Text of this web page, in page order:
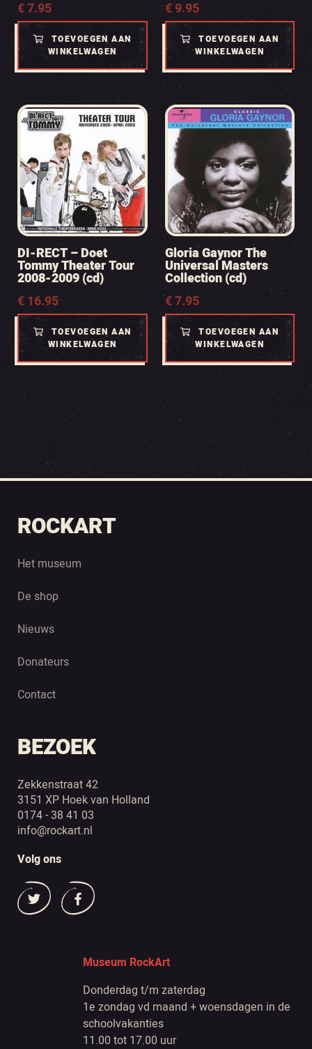
€7.95
TOEVOEGEN AAN
WINKELWAGEN
€9.95
TOEVOEGEN AAN
WINKELWAGEN
DI-RECT – Doet
Tommy Theater Tour
2008-2009 (cd)
€16.95
TOEVOEGEN AAN
WINKELWAGEN
Gloria Gaynor The
Universal Masters
Collection (cd)
€7.95
TOEVOEGEN AAN
WINKELWAGEN
ROCKART
Het museum
De shop
Nieuws
Donateurs
Contact
BEZOEK
Zekkenstraat 42
3151 XP Hoek van Holland
0174 - 38 41 03
info@rockart.nl
Volg ons
Museum RockArt
Donderdag t/m zaterdag
1e zondag vd maand + woensdagen in de
schoolvakanties
11.00 tot 17.00 uur